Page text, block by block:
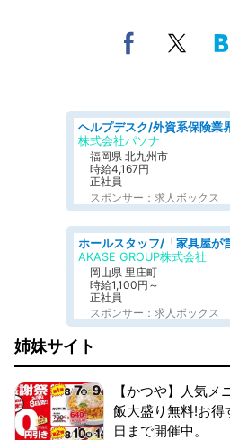
株式会社パソナ
福岡県 北九州市
時給4,167円
正社員
スポンサー：求人ボックス
AKASE GROUP株式会社
岡山県 里庄町
時給1,100円～
正社員
スポンサー：求人ボックス
姉妹サイト
【かつや】人気
飯大盛り無料!お得
日まで開催中。